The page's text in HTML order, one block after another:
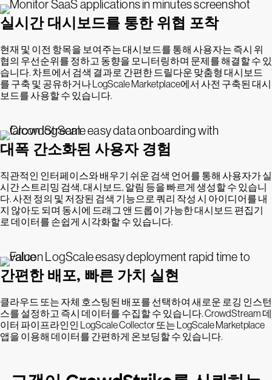
실시간 대시보드를 통한 위협 포착
현재 및 이전 항목을 보여주는 대시보드를 통해 사용자는 즉시 위
협의 우선순위를 정하고 동향을 모니터링하며 문제를 해결할 수 있
습니다. 차트에서 검색 결과로 간편한 드릴다운 맞춤형 대시보드
를 구축 및 공유하거나 LogScale Marketplace에서 사전 구축된 대시
보드를 사용할 수 있습니다.
대폭 간소화된 사용자 경험
직관적인 인터페이스와 배우기 쉬운 검색 언어를 통해 사용자가 실
시간 스트리밍 검색, 대시보드, 알림 등을 빠르게 생성할 수 있습니
다. 사전 정의 및 저장된 검색 기능으로 쿼리 작성 시 아이디어를 내
지 않아도 되며 동시에 드래그 앤 드롭이 가능한 대시보드 편집기
로 데이터를 손쉽게 시각화할 수 있습니다.
간편한 배포, 빠른 가치 실현
클라우드 또는 자체 호스팅된 배포를 선택하여 새로운 로깅 인스턴
스를 설정하고 즉시 데이터를 수집할 수 있습니다. CrowdStream 데
이터 파이프라인인 LogScale Collector 또는 LogScale Marketplace
앱을 이용해 데이터를 간편하게 온보딩할 수 있습니다.